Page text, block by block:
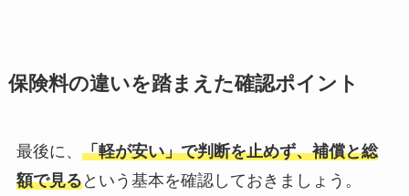
保険料の違いを踏まえた確認ポイント
最後に、 「軽が安い」で判断を止めず、補償と総
額で見るという基本を確認しておきましょう。